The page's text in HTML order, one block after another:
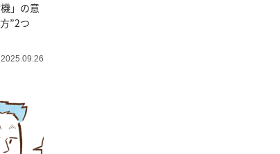
」の意
”2つ
2025.09.26